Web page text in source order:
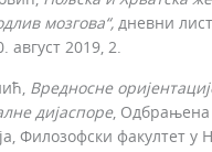
мозгова“, дневни лист
август 2019, 2.
Вредносне
дијаспоре, Одбрањена
Филозофски факултет у